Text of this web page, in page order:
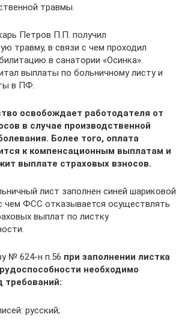
травмы.
Петров П.П. получил
травму, в связи с чем проходил
в санатории «Осинка».
выплаты по больничному листу и
в ПФ.
освобождает работодателя от
в случае производственной
Более того, оплата
к компенсационным выплатам и
выплате страховых взносов.
лист заполнен синей шариковой
чем ФСС отказывается осуществлять
выплат по листку
№ 624-н п.56 при заполнении листка
необходимо
требований:
русский;